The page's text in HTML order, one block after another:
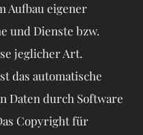
Aufbau eigener
und Dienste bzw.
jeglicher Art.
das automatische
Daten durch Software
Copyright für